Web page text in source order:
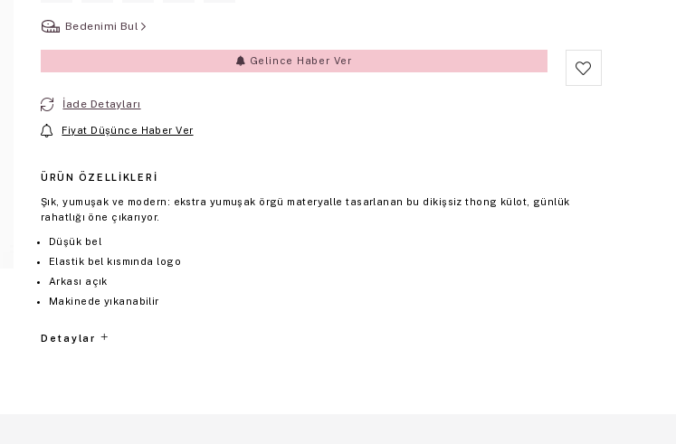
Bedenimi Bul
Gelince Haber Ver
İade Detayları
Fiyat Düşünce Haber Ver
ÜRÜN ÖZELLIKLERI
Şık, yumuşak ve modern: ekstra yumuşak örgü materyalle tasarlanan bu dikişsiz thong külot, günlük
rahatlığı öne çıkarıyor.
Düşük bel
Elastik bel kısmında logo
Arkası açık
Makinede yıkanabilir
Detaylar